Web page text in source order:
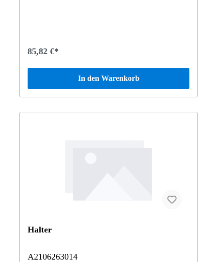
85,82 €*
In den Warenkorb
Halter
A2106263014